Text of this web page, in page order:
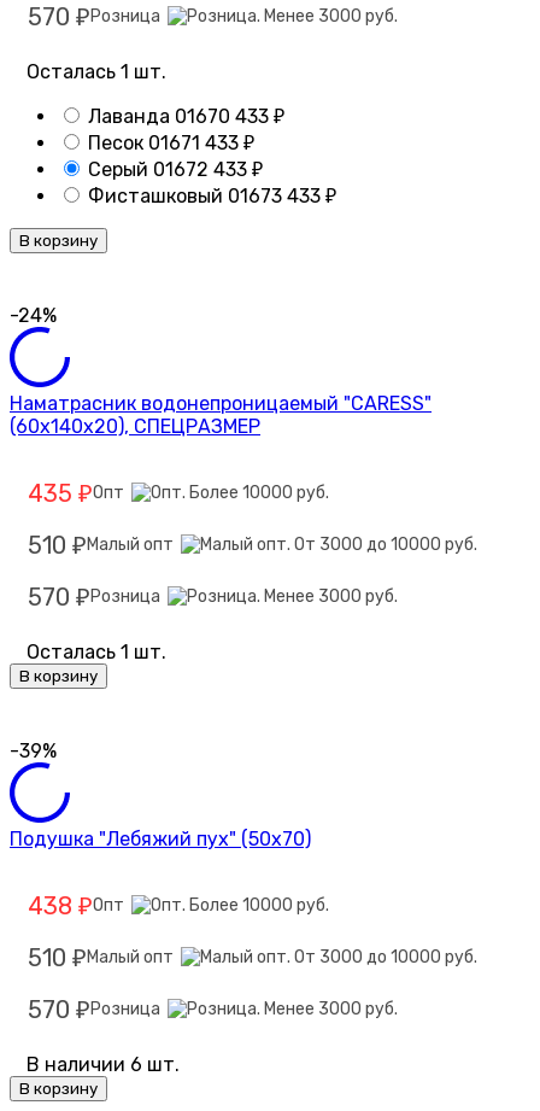
570 ₽ Розница
Осталась 1 шт.
Лаванда 01670 433 ₽
Песок 01671 433 ₽
Серый 01672 433 ₽
Фисташковый 01673 433 ₽
В корзину
-24%
Наматрасник водонепроницаемый "CARESS"
(60х140х20), СПЕЦРАЗМЕР
435 ₽Опт
510 ₽ Малый опт
570 ₽ Розница
Осталась 1 шт.
В корзину
-39%
Подушка "Лебяжий пух" (50х70)
438 ₽Опт
510 ₽ Малый опт
570 ₽ Розница
В наличии 6 шт.
В корзину